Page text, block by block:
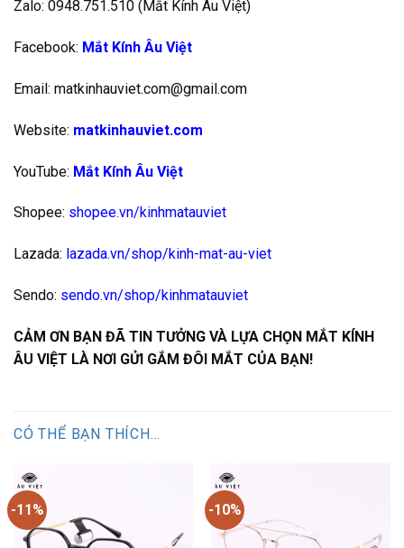
Zalo: 0948.751.510 (Mắt Kính Âu Việt)
Facebook: Mắt Kính Âu Việt
Email: matkinhauviet.com@gmail.com
Website: matkinhauviet.com
YouTube: Mắt Kính Âu Việt
Shopee: shopee.vn/kinhmatauviet
Lazada: lazada.vn/shop/kinh-mat-au-viet
Sendo: sendo.vn/shop/kinhmatauviet
CẢM ƠN BẠN ĐÃ TIN TƯỞNG VÀ LỰA CHỌN MẮT KÍNH
ÂU VIỆT LÀ NƠI GỬI GẮM ĐÔI MẮT CỦA BẠN!
CÓ THỂ BẠN THÍCH…
-11% -10%